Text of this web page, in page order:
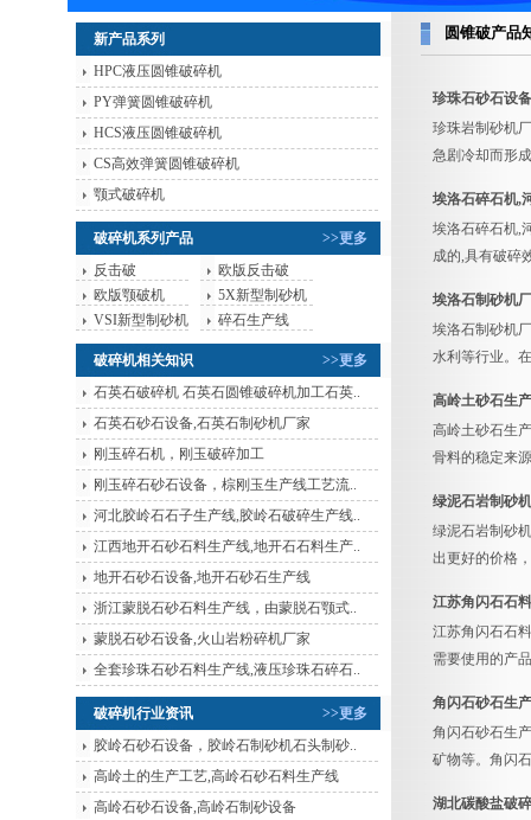
新产品系列
HPC液压圆锥破碎机
PY弹簧圆锥破碎机
HCS液压圆锥破碎机
CS高效弹簧圆锥破碎机
颚式破碎机
>>更多
破碎机系列产品
反击破
欧版反击破
欧版颚破机
5X新型制砂机
VSI新型制砂机
碎石生产线
>>更多
破碎机相关知识
石英石破碎机 石英石圆锥破碎机加工石英..
石英石砂石设备,石英石制砂机厂家
刚玉碎石机，刚玉破碎加工
刚玉碎石砂石设备，棕刚玉生产线工艺流..
河北胶岭石石子生产线,胶岭石破碎生产线..
江西地开石砂石料生产线,地开石石料生产..
地开石砂石设备,地开石砂石生产线
浙江蒙脱石砂石料生产线，由蒙脱石颚式..
蒙脱石砂石设备,火山岩粉碎机厂家
全套珍珠石砂石料生产线,液压珍珠石碎石..
>>更多
破碎机行业资讯
胶岭石砂石设备，胶岭石制砂机石头制砂..
高岭土的生产工艺,高岭石砂石料生产线
高岭石砂石设备,高岭石制砂设备
圆锥破产品
珍珠石砂石设
珍珠岩制砂机
急剧冷却而形
埃洛石碎石机,
埃洛石碎石机,
成的,具有破碎
埃洛石制砂机
埃洛石制砂机
水利等行业。
高岭土砂石生
高岭土砂石生
骨料的稳定来
绿泥石岩制砂
绿泥石岩制砂
出更好的价格
江苏角闪石石
江苏角闪石石
需要使用的产
角闪石砂石生
角闪石砂石生
矿物等。角闪
湖北碳酸盐破